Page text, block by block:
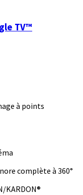
TV™
à points
complète à 360°
KARDON®